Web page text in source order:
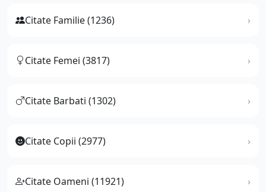
Citate Familie (1236)
Citate Femei (3817)
Citate Barbati (1302)
Citate Copii (2977)
Citate Oameni (11921)